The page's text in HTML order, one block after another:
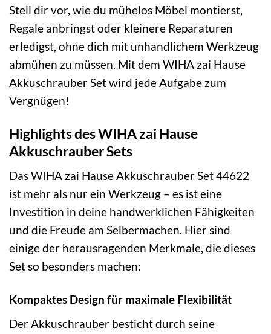
Stell dir vor, wie du mühelos Möbel montierst,
Regale anbringst oder kleinere Reparaturen
erledigst, ohne dich mit unhandlichem Werkzeug
abmühen zu müssen. Mit dem WIHA zai Hause
Akkuschrauber Set wird jede Aufgabe zum
Vergnügen!
Highlights des WIHA zai Hause
Akkuschrauber Sets
Das WIHA zai Hause Akkuschrauber Set 44622
ist mehr als nur ein Werkzeug – es ist eine
Investition in deine handwerklichen Fähigkeiten
und die Freude am Selbermachen. Hier sind
einige der herausragenden Merkmale, die dieses
Set so besonders machen:
Kompaktes Design für maximale Flexibilität
Der Akkuschrauber besticht durch seine